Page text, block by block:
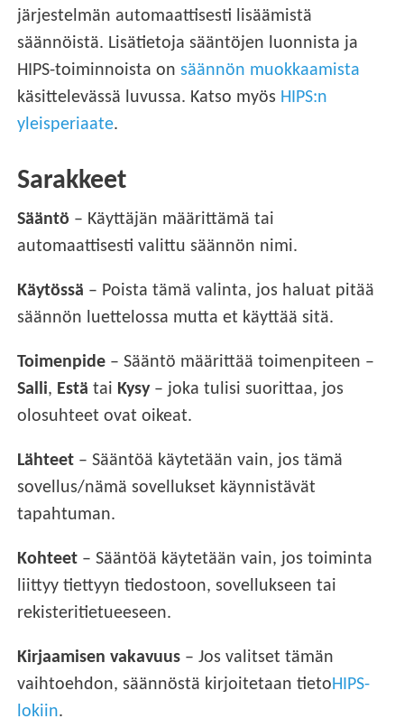
järjestelmän automaattisesti lisäämistä
säännöistä. Lisätietoja sääntöjen luonnista ja
HIPS-toiminnoista onsäännön muokkaamista
käsittelevässä luvussa. Katso myös HIPS:n
yleisperiaate.
Sarakkeet
Sääntö – Käyttäjän määrittämä tai
automaattisesti valittu säännön nimi.
Käytössä – Poista tämä valinta, jos haluat pitää
säännön luettelossa mutta et käyttää sitä.
Toimenpide – Sääntö määrittää toimenpiteen –
Salli, Estä tai Kysy– joka tulisi suorittaa, jos
olosuhteet ovat oikeat.
Lähteet – Sääntöä käytetään vain, jos tämä
sovellus/nämä sovellukset käynnistävät
tapahtuman.
Kohteet – Sääntöä käytetään vain, jos toiminta
liittyy tiettyyn tiedostoon, sovellukseen tai
rekisteritietueeseen.
Kirjaamisen vakavuus – Jos valitset tämän
vaihtoehdon, säännöstä kirjoitetaan tietoHIPS-
lokiin.